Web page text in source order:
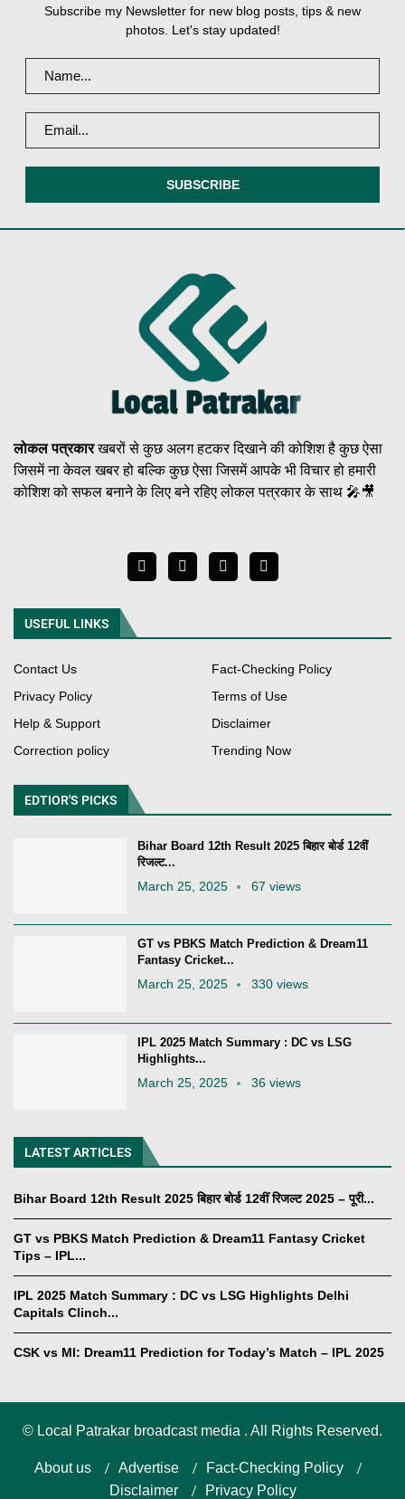
Subscribe my Newsletter for new blog posts, tips & new
photos. Let's stay updated!
लोकल पत्रकारखबरों से कुछ अलग हटकर दिखाने की कोशिश है कुछ ऐसा
जिसमें ना केवल खबर हो बल्कि कुछ ऐसा जिसमें आपके भी विचार हो हमारी
कोशिश को सफल बनाने के लिए बने रहिए लोकल पत्रकार के साथ 🎤🎥
USEFUL LINKS
Contact Us
Fact-Checking Policy
Privacy Policy
Terms of Use
Help & Support
Disclaimer
Correction policy
Trending Now
EDTIOR'S PICKS
Bihar Board 12th Result 2025 बिहार बोर्ड 12वीं
रिजल्ट...
March 25, 2025 67 views
GT vs PBKS Match Prediction & Dream11
Fantasy Cricket...
March 25, 2025 330 views
IPL 2025 Match Summary : DC vs LSG
Highlights...
March 25, 2025 36 views
LATEST ARTICLES
Bihar Board 12th Result 2025 बिहार बोर्ड 12वीं रिजल्ट 2025 – पूरी...
GT vs PBKS Match Prediction & Dream11 Fantasy Cricket
Tips – IPL...
IPL 2025 Match Summary : DC vs LSG Highlights Delhi
Capitals Clinch...
CSK vs MI: Dream11 Prediction for Today’s Match – IPL 2025
© Local Patrakar broadcast media . All Rights Reserved.
About us Advertise
Fact-Checking Policy
Disclaimer
Privacy Policy